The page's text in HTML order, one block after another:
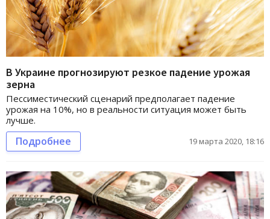
В Украине прогнозируют резкое падение урожая
зерна
Пессиместический сценарий предполагает падение
урожая на 10%, но в реальности ситуация может быть
лучше.
Подробнее 19 марта 2020, 18:16